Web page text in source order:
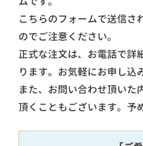
こちらのフォームで送信さ
のでご注意ください。
正式な注文は、お電話で詳
ります。お気軽にお申し込
また、お問い合わせ頂いた
頂くこともございます。予